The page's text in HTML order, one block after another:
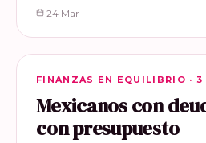
24 Mar
FINANZAS EN EQUILIBRIO
FINANZAS EN EQUILIBRIO · 3
Mexicanos con
con presupuesto